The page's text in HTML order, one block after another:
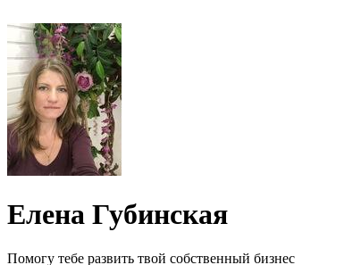
Елена Губинская
Помогу тебе развить твой собственный бизнес